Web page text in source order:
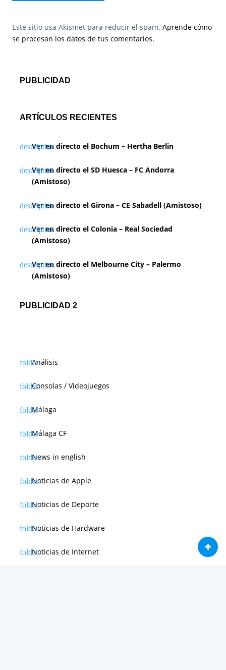
Este sitio usa Akismet para reducir el spam. Aprende cómo
se procesan los datos de tus comentarios.
PUBLICIDAD
ARTÍCULOS RECIENTES
Ver en directo el Bochum – Hertha Berlin
Ver en directo el SD Huesca – FC Andorra
(Amistoso)
Ver en directo el Girona – CE Sabadell (Amistoso)
Ver en directo el Colonia – Real Sociedad
(Amistoso)
Ver en directo el Melbourne City – Palermo
(Amistoso)
PUBLICIDAD 2
Análisis
Consolas / Videojuegos
Málaga
Málaga CF
News in english
Noticias de Apple
Noticias de Deporte
Noticias de Hardware
Noticias de Internet